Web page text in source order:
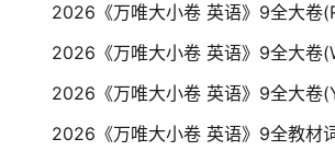
2026《万唯大小卷 英语》9全大卷
2026《万唯大小卷 英语》9全大卷
2026《万唯大小卷 英语》9全大卷
2026《万唯大小卷 英语》9全教材